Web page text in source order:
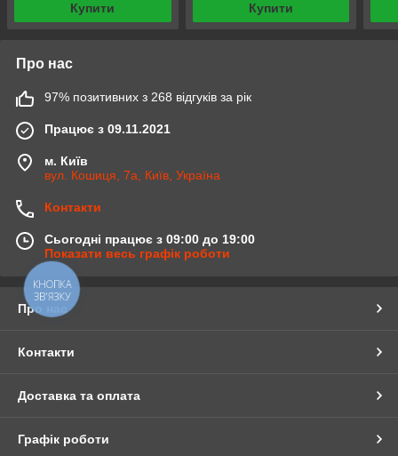
Купити Купити
Про нас
97% позитивних з 268 відгуків за рік
Працює з 09.11.2021
м. Київ
вул. Кошиця, 7а, Київ, Україна
Контакти
Сьогодні працює з 09:00 до 19:00
Показати весь графік роботи
Про нас
Контакти
Доставка та оплата
Графік роботи
КНОПКА
ЗВ'ЯЗКУ